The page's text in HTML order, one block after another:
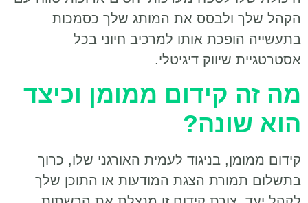
הקהל שלך ולבסס את המותג שלך כסמכות
בתעשייה הופכת אותו למרכיב חיוני בכל
אסטרטגיית שיווק דיגיטלי.
מה זה קידום ממומן וכיצד
הוא שונה?
קידום ממומן, בניגוד לעמית האורגני שלו, כרוך
בתשלום תמורת הצגת המודעות או התוכן שלך